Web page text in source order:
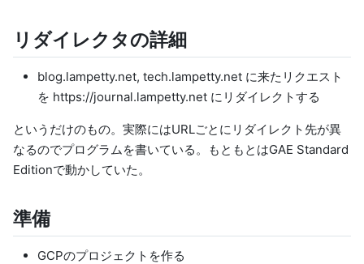
リダイレクタの詳細
blog.lampetty.net, tech.lampetty.net に来たリクエスト
を https://journal.lampetty.net にリダイレクトする
というだけのもの。実際にはURLごとにリダイレクト先が異
なるのでプログラムを書いている。もともとはGAE Standard
Editionで動かしていた。
準備
GCPのプロジェクトを作る